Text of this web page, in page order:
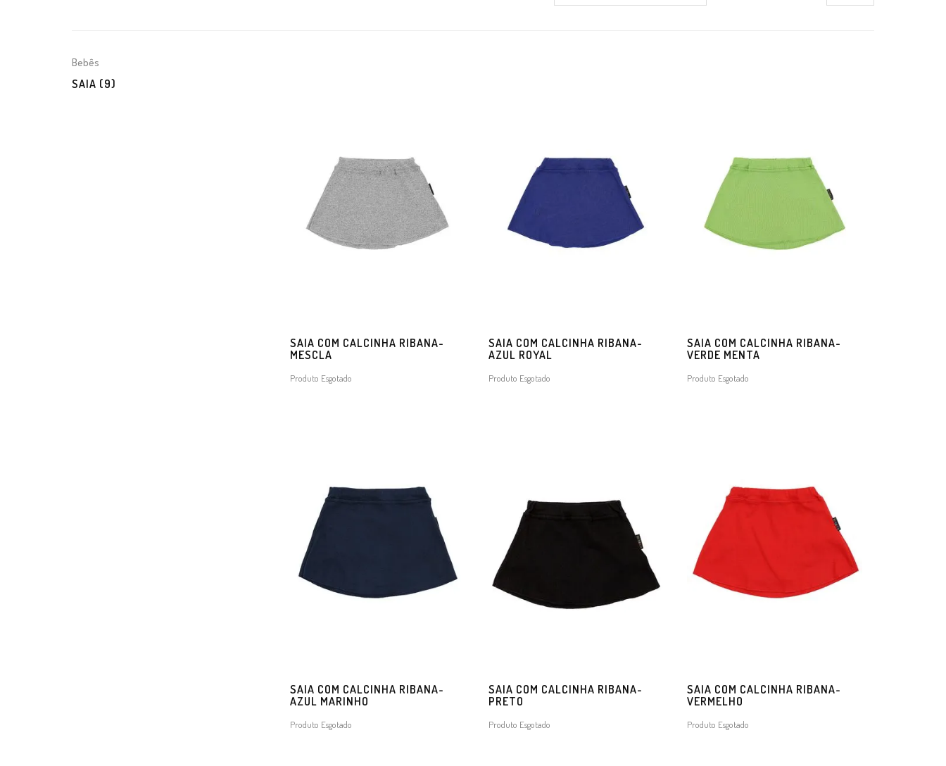
Bebês
SAIA (9)
SAIA COM CALCINHA RIBANA-
MESCLA
Produto Esgotado
SAIA COM CALCINHA RIBANA-
AZUL ROYAL
Produto Esgotado
SAIA COM CALCINHA RIBANA-
VERDE MENTA
Produto Esgotado
SAIA COM CALCINHA RIBANA-
AZUL MARINHO
Produto Esgotado
SAIA COM CALCINHA RIBANA-
PRETO
Produto Esgotado
SAIA COM CALCINHA RIBANA-
VERMELHO
Produto Esgotado